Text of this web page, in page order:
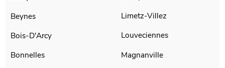
Beynes
Bois-D'Arcy
Bonnelles
Limetz-Villez
Louveciennes
Magnanville